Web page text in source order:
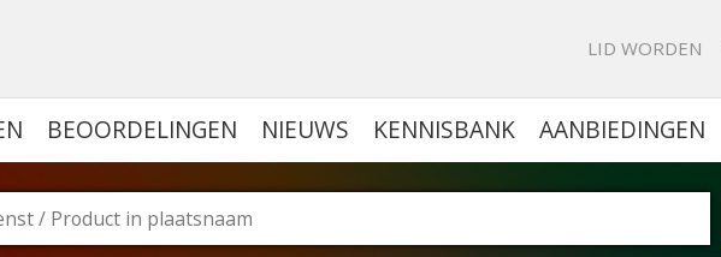
LID WORDEN
BEOORDELINGEN NIEUWS KENNISBANK AANBIEDINGEN